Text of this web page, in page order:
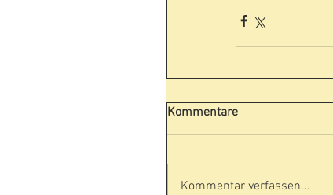
Kommentare
Kommentar verfassen...